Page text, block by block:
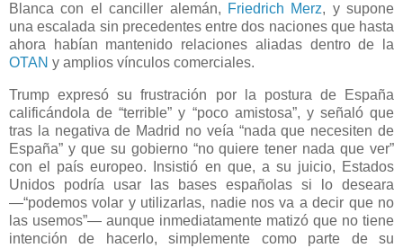
Blanca con el canciller alemán, Friedrich Merz, y supone
una escalada sin precedentes entre dos naciones que hasta
ahora habían mantenido relaciones aliadas dentro de la
OTAN y amplios vínculos comerciales.
Trump expresó su frustración por la postura de España
calificándola de “terrible” y “poco amistosa”, y señaló que
tras la negativa de Madrid no veía “nada que necesiten de
España” y que su gobierno “no quiere tener nada que ver”
con el país europeo. Insistió en que, a su juicio, Estados
Unidos podría usar las bases españolas si lo deseara
—“podemos volar y utilizarlas, nadie nos va a decir que no
las usemos”— aunque inmediatamente matizó que no tiene
intención de hacerlo, simplemente como parte de su